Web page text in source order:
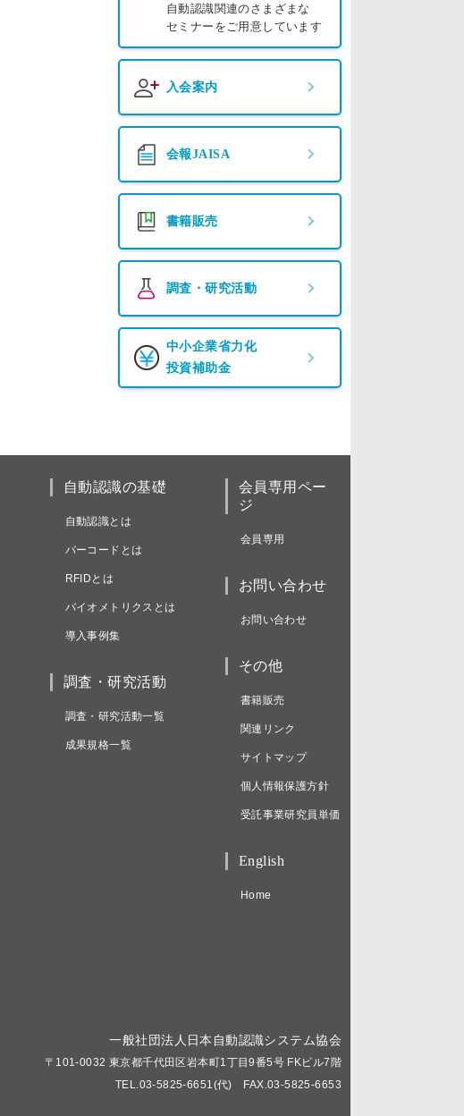
自動認識関連のさまざまな
セミナーをご用意しています
入会案内
会報JAISA
書籍販売
調査・研究活動
中小企業省力化
投資補助金
自動認識の基礎
自動認識とは
バーコードとは
RFIDとは
バイオメトリクスとは
導入事例集
調査・研究活動
調査・研究活動一覧
成果規格一覧
会員専用ペー
ジ
会員専用
お問い合わせ
お問い合わせ
その他
書籍販売
関連リンク
サイトマップ
個人情報保護方針
受託事業研究員単価
English
Home
一般社団法人日本自動認識システム協会
〒101-0032 東京都千代田区岩本町1丁目9番5号 FKビル7階
TEL.03-5825-6651(代) FAX.03-5825-6653